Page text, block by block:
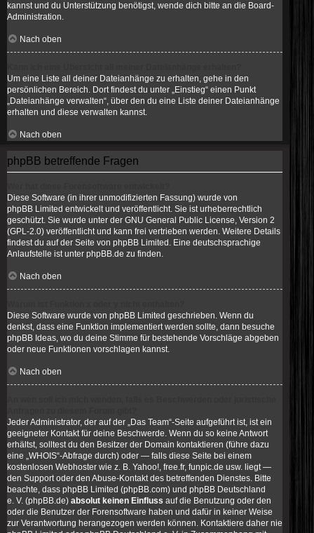
kannst und du Unterstützung benötigst, wende dich bitte an die Board-
Administration.
Nach oben
Um eine Liste all deiner Dateianhänge zu erhalten, gehe in den
persönlichen Bereich. Dort findest du unter „Einstieg“ einen Punkt
„Dateianhänge verwalten“, über den du eine Liste deiner Dateianhänge
erhalten und diese verwalten kannst.
Nach oben
phpBB betreffende Fragen
Diese Software (in ihrer unmodifizierten Fassung) wurde von
phpBB Limited entwickelt und veröffentlicht. Sie ist urheberrechtlich
geschützt. Sie wurde unter der GNU General Public License, Version 2
(GPL-2.0) veröffentlicht und kann frei vertrieben werden. Weitere Details
findest du auf der Seite von phpBB Limited . Eine deutschsprachige
Anlaufstelle ist unter phpBB.de zu finden.
Nach oben
Diese Software wurde von phpBB Limited geschrieben. Wenn du
denkst, dass eine Funktion implementiert werden sollte, dann besuche
phpBB Ideas, wo du deine Stimme für bestehende Vorschläge abgeben
oder neue Funktionen vorschlagen kannst.
Nach oben
Jeder Administrator, der auf der „Das Team“-Seite aufgeführt ist, ist ein
geeigneter Kontakt für deine Beschwerde. Wenn du so keine Antwort
erhältst, solltest du den Besitzer der Domain kontaktieren (führe dazu
eine „WHOIS“-Abfrage durch) oder — falls diese Seite bei einem
kostenlosen Webhoster wie z. B. Yahoo!, free.fr, funpic.de usw. liegt —
den Support oder den Abuse-Kontakt des betreffenden Dienstes. Bitte
beachte, dass phpBB Limited (phpBB.com) und phpBB Deutschland
e. V. (phpBB.de) absolut keinen Einfluss auf die Benutzung oder den
oder die Benutzer der Forensoftware haben und dafür in keiner Weise
zur Verantwortung herangezogen werden können. Kontaktiere daher nie